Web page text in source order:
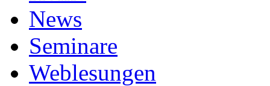
News
Seminare
Weblesungen